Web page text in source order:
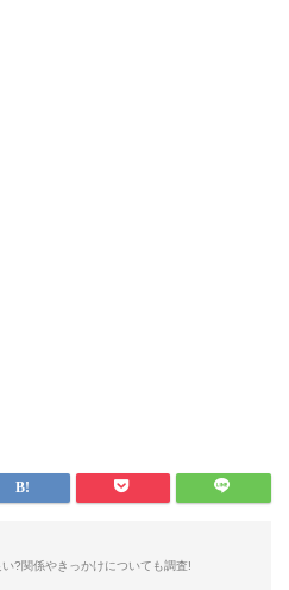
?関係やきっかけについても調査!